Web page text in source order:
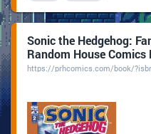
Sonic the Hedgehog:
Random House Comics
https://prhcomics.com/book/